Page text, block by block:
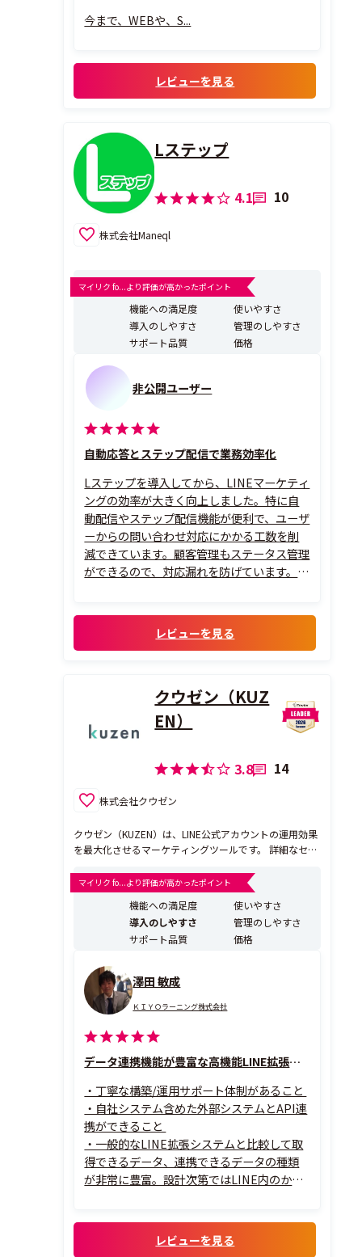
可能となります。
客もより高い満足度を得ることができるで
今まで、WEBや、S...
レビューを見る
Lステップ
4.1 10
株式会社Maneql
マイリク fo...より評価が高かったポイント
機能への満足度
使いやすさ
導入のしやすさ
管理のしやすさ
サポート品質
価格
非公開ユーザー
自動応答とステップ配信で業務効率化
Lステップを導入してから、LINEマーケティ
ングの効率が大きく向上しました。特に自
動配信やステップ配信機能が便利で、ユーザ
ーからの問い合わせ対応にかかる工数を削
減できています。顧客管理もステータス管理
ができるので、対応漏れを防げています。
用できます。社内のCS業務の効率化を考え
ている方にはおすすめです。
レビューを見る
クウゼン（KUZ
EN）
3.8 14
株式会社クウゼン
クウゼン（KUZEN）は、LINE公式アカウントの運用効果
を最大化させるマーケティングツールです。 詳細なセグ
顧客のエンゲージメント向上を促進します。
マイリク fo...より評価が高かったポイント
機能への満足度
使いやすさ
導入のしやすさ
管理のしやすさ
サポート品質
価格
澤田 敏成
ＫＩＹＯラーニング株式会社
データ連携機能が豊富な高機能LINE拡張ツール
・丁寧な構築/運用サポート体制があること
・自社システム含めた外部システムとAPI連
携ができること
・一般的なLINE拡張システムと比較して取
得できるデータ、連携できるデータの種類
が非常に豊富。設計次第ではLINE内のかな
レビューを見る